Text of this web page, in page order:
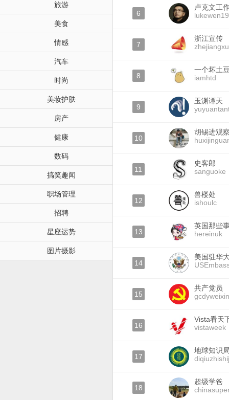
旅游
美食
情感
汽车
时尚
美妆护肤
房产
健康
数码
搞笑趣闻
职场管理
招聘
星座运势
图片摄影
6
卢克文工
7
浙江宣传
8
一个坏土
iamhtd
9
玉渊谭天
10
胡锡进观
11
史客郎
sanguoke
12
兽楼处
ishoulc
13
英国那些
hereinuk
14
美国驻华
15
共产党员
gcdyweixin
16
Vista看天
vistaweek
17
地球知识
18
超级学爸